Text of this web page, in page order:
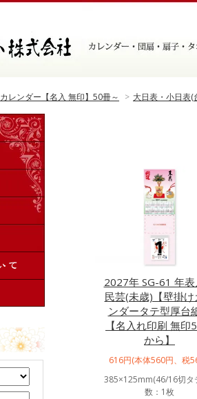
カレンダー【名入 無印】50冊～ > 大日表・小日表(
2027年 SG-61 年表
民芸(未歳)【壁掛け
ンダータテ型厚台
【名入れ印刷 無印
から】
616円(本体560円、税
385×125mm(46/16切タ
数：1枚